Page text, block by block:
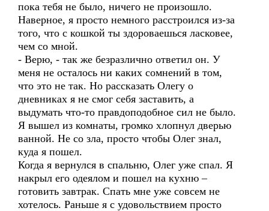
пока тебя не было, ничего не произошло.
Наверное, я просто немного расстроился из-за
того, что с кошкой ты здороваешься ласковее,
чем со мной.
- Верю, - так же безразлично ответил он. У
меня не осталось ни каких сомнений в том,
что это не так. Но рассказать Олегу о
дневниках я не смог себя заставить, а
выдумать что-то правдоподобное сил не было.
Я вышел из комнаты, громко хлопнул дверью
ванной. Не со зла, просто чтобы Олег знал,
куда я пошел.
Когда я вернулся в спальню, Олег уже спал. Я
накрыл его одеялом и пошел на кухню –
готовить завтрак. Спать мне уже совсем не
хотелось. Раньше я с удовольствием просто